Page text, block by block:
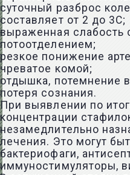
суточный разброс
составляет от 2 до 3С;
выраженная слабость
потоотделением;
резкое понижение
чреватое комой;
отдышка, потемнение
потеря сознания.
При выявлении по
концентрации
незамедлительно
лечения. Это могут
бактериофаги,
иммуностимуляторы,